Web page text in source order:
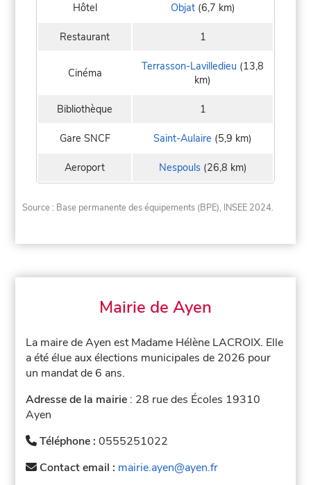
Hôtel Objat(6,7 km)
Restaurant 1
Cinéma Terrasson-Lavilledieu (13,8
km)
Bibliothèque 1
Gare SNCF Saint-Aulaire (5,9 km)
Aeroport Nespouls(26,8 km)
Source : Base permanente des équipements (BPE), INSEE 2024.
Mairie de Ayen
La maire de Ayen est Madame Hélène LACROIX. Elle
a été élue aux élections municipales de 2026 pour
un mandat de 6 ans.
Adresse de la mairie : 28 rue des Écoles 19310
Ayen
Téléphone :0555251022
Contact email : mairie.ayen@ayen.fr